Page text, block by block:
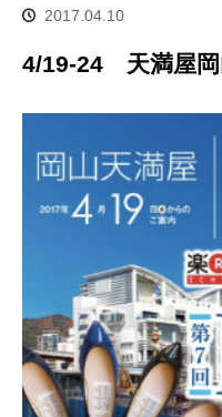
2017.04.10
4/19-24 天満屋岡